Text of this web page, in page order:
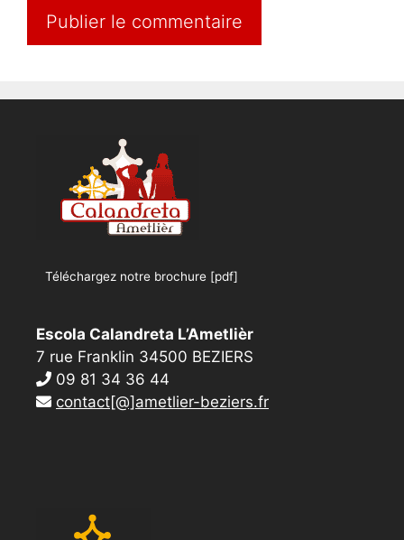
Téléchargez notre brochure [pdf]
Escola Calandreta L’Ametlièr
7 rue Franklin 34500 BEZIERS
09 81 34 36 44
contact[@]ametlier-beziers.fr